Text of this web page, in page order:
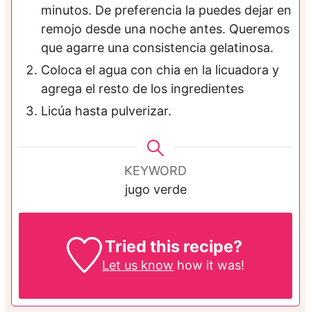
minutos. De preferencia la puedes dejar en
remojo desde una noche antes. Queremos
que agarre una consistencia gelatinosa.
Coloca el agua con chia en la licuadora y
agrega el resto de los ingredientes
Licúa hasta pulverizar.
KEYWORD
jugo verde
Tried this recipe?
Let us know how it was!